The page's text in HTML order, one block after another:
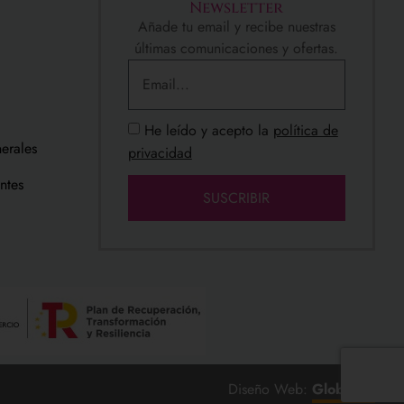
Newsletter
Añade tu email y recibe nuestras
últimas comunicaciones y ofertas.
He leído y acepto la política de
privacidad
SUSCRIBIR
Diseño Web: Global.es